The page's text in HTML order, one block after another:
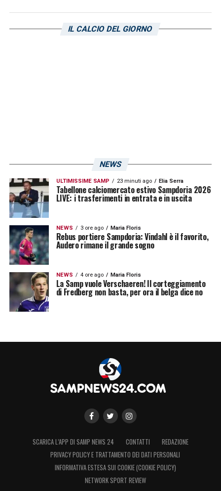
LA PLAYLIST DELLE NOSTRE TOP NEWS
IL CALCIO DEL GIORNO
NEWS
ULTIMISSIME SAMP 23 minuti ago Elia Serra
Tabellone calciomercato estivo Sampdoria 2026
LIVE: i trasferimenti in entrata e in uscita
NEWS 3 ore ago Maria Floris
Rebus portiere Sampdoria: Vindahl è il favorito,
Audero rimane il grande sogno
NEWS 4 ore ago Maria Floris
La Samp vuole Verschaeren! Il corteggiamento
di Fredberg non basta, per ora il belga dice no
SCARICA L’APP DI SAMP NEWS 24 CONTATTI
REDAZIONE
PRIVACY POLICY E TRATTAMENTO DEI DATI PERSONALI
INFORMATIVA ESTESA SUI COOKIE (COOKIE POLICY)
NETWORK SPORT REVIEW